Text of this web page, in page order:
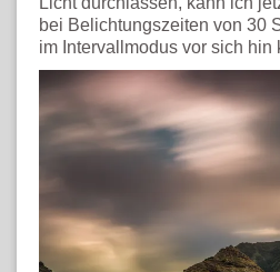
bei Belichtungszeiten von 30
im Intervallmodus vor sich hin